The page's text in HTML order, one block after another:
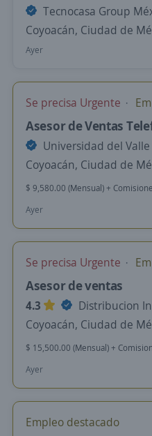
Tecnocasa Group
Coyoacán, Ciudad de
Ayer
Se precisa Urgente
Asesor de Ventas
Universidad del Valle
Coyoacán, Ciudad de
$ 9,580.00 (Mensual) +
Ayer
Se precisa Urgente
Asesor de ventas
4.3
Distribucion
Coyoacán, Ciudad de
$ 15,500.00 (Mensual) +
Ayer
Empleo destacado